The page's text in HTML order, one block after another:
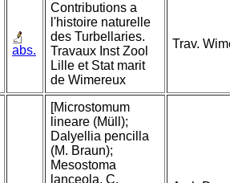
abs.
Contributions a
l'histoire naturelle
des Turbellaries.
Travaux Inst Zool
Lille et Stat marit
de Wimereux
Trav.
[Microstomum
lineare (Müll);
Dalyellia pencilla
(M. Braun);
Mesostoma
lanceola, C.